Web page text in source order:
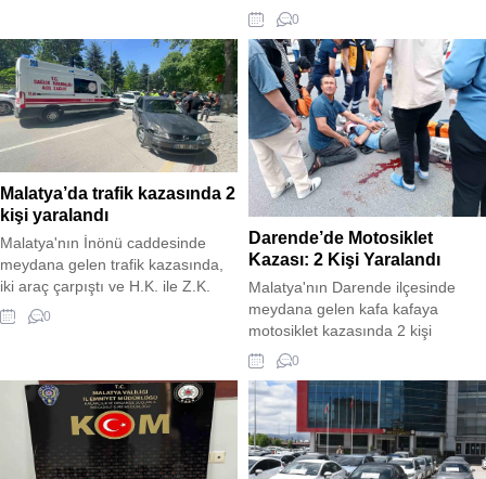
işletmelerin finans ihtiyacına
destek olunmasını istedi.
Sadıkoğlu, Ziraat Bankası'nın
düşük faizli ve uzun vadeli kredi
paketleriyle MTSO üyelerine
yardım etmesini talep etti.
TL'yi bulan 900 metre demir çit
çalan 2 şüpheli, polis tarafından
yakalandı. Çalınan malzemenin bir
kısmı ele geçirilirken şüpheliler
adliyeye sevk edildi.
0
Malatya’da trafik kazasında 2
kişi yaralandı
Malatya'nın İnönü caddesinde
meydana gelen trafik kazasında,
iki araç çarpıştı ve H.K. ile Z.K.
isimli kişiler yaralandı. Olay yerine
polis ve sağlık ekipleri sevk edildi
0
Darende’de Motosiklet
Kazası: 2 Kişi Yaralandı
Malatya'nın Darende ilçesinde
meydana gelen kafa kafaya
motosiklet kazasında 2 kişi
yaralandı. Yaralılar ambulansla
hastaneye kaldırıldı.
0